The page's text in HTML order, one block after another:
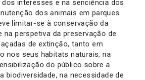
interesses e na senciência dos
dos animais em parques
limitar-se à conservação da
na perspetiva da preservação de
de extinção, tanto em
nos seus habitats naturais, na
do público sobre a
biodiversidade, na necessidade de